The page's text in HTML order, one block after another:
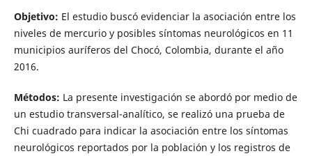
Objetivo: El estudio buscó evidenciar la asociación entre los
niveles de mercurio y posibles síntomas neurológicos en 11
municipios auríferos del Chocó, Colombia, durante el año
2016.
Métodos: La presente investigación se abordó por medio de
un estudio transversal-analítico, se realizó una prueba de
Chi cuadrado para indicar la asociación entre los síntomas
neurológicos reportados por la población y los registros de